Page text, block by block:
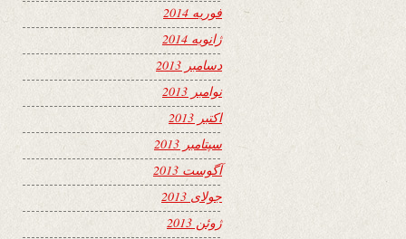
فوریه 2014
ژانویه 2014
دسامبر 2013
نوامبر 2013
اکتبر 2013
سپتامبر 2013
آگوست 2013
جولای 2013
ژوئن 2013